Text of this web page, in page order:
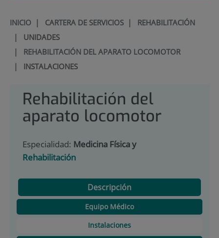
INICIO| CARTERA DE SERVICIOS| REHABILITACIÓN
| UNIDADES
| REHABILITACIÓN DEL APARATO LOCOMOTOR
| INSTALACIONES
Rehabilitación del
aparato locomotor
Especialidad: Medicina Física y
Rehabilitación
Descripción
Equipo Médico
Instalaciones